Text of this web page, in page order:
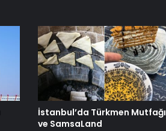
İstanbul’da Türkmen Mutfağı
ve SamsaLand